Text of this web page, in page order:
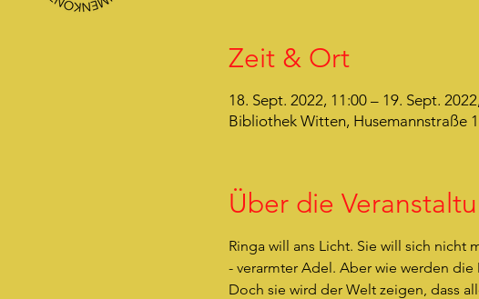
Zeit & Ort
18. Sept. 2022, 11:00 – 19. Sept.
Bibliothek Witten, Husemannstraße
Über die
Ringa will ans Licht. Sie will sich nicht
- verarmter Adel. Aber wie werden die
Doch sie wird der Welt zeigen, dass